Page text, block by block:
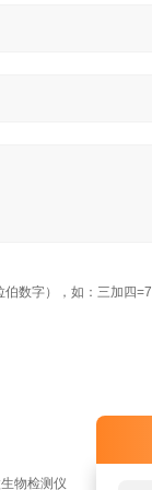
数字），如：三加四=7
物检测仪